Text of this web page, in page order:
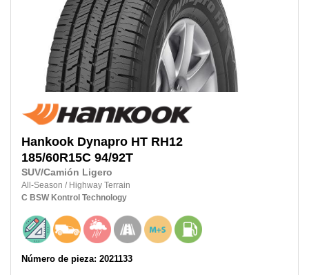
Hankook Dynapro HT RH12
185/60R15C 94/92T
SUV/Camión Ligero
All-Season / Highway Terrain
C BSW Kontrol Technology
Número de pieza: 2021133